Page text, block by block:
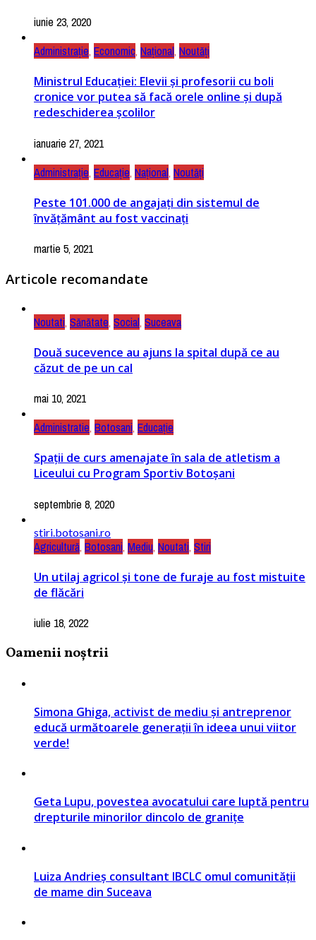
iunie 23, 2020
Administrație, Economic, Național, Noutăți
Ministrul Educației: Elevii și profesorii cu boli
cronice vor putea să facă orele online și după
redeschiderea școlilor
ianuarie 27, 2021
Administrație, Educație, Național, Noutăți
Peste 101.000 de angajați din sistemul de
învățământ au fost vaccinați
martie 5, 2021
Articole recomandate
Noutati, Sănătate, Social, Suceava
Două sucevence au ajuns la spital după ce au
căzut de pe un cal
mai 10, 2021
Administratie, Botosani, Educație
Spații de curs amenajate în sala de atletism a
Liceului cu Program Sportiv Botoșani
septembrie 8, 2020
stiri.botosani.ro
Agricultură, Botosani, Mediu, Noutati, Stiri
Un utilaj agricol și tone de furaje au fost mistuite
de flăcări
iulie 18, 2022
Oamenii noștrii
Simona Ghiga, activist de mediu și antreprenor
educă următoarele generații în ideea unui viitor
verde!
Geta Lupu, povestea avocatului care luptă pentru
drepturile minorilor dincolo de granițe
Luiza Andrieș consultant IBCLC omul comunității
de mame din Suceava